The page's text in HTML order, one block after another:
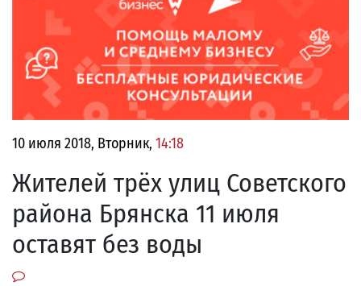
10 июля 2018, Вторник, 14:18
Жителей трёх улиц Советского
района Брянска 11 июля
оставят без воды